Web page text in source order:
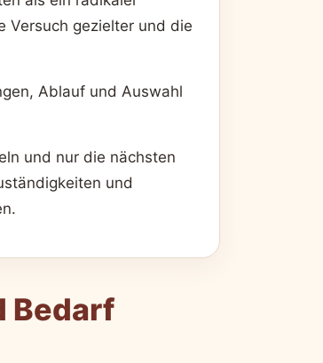
Versuch gezielter und die
Ablauf und Auswahl
und nur die nächsten
und
Bedarf